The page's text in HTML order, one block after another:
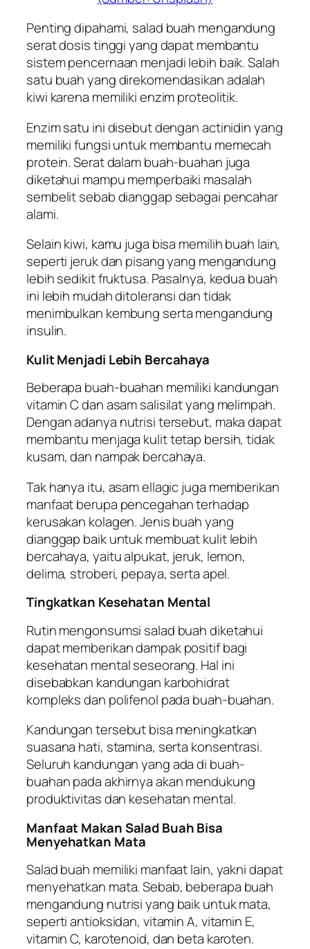
Penting dipahami, salad buah mengandung
serat dosis tinggi yang dapat membantu
sistem pencernaan menjadi lebih baik. Salah
satu buah yang direkomendasikan adalah
kiwi karena memiliki enzim proteolitik.
Enzim satu ini disebut dengan actinidin yang
memiliki fungsi untuk membantu memecah
protein. Serat dalam buah-buahan juga
diketahui mampu memperbaiki masalah
sembelit sebab dianggap sebagai pencahar
alami.
Selain kiwi, kamu juga bisa memilih buah lain,
seperti jeruk dan pisang yang mengandung
lebih sedikit fruktusa. Pasalnya, kedua buah
ini lebih mudah ditoleransi dan tidak
menimbulkan kembung serta mengandung
insulin.
Kulit Menjadi Lebih Bercahaya
Beberapa buah-buahan memiliki kandungan
vitamin C dan asam salisilat yang melimpah.
Dengan adanya nutrisi tersebut, maka dapat
membantu menjaga kulit tetap bersih, tidak
kusam, dan nampak bercahaya.
Tak hanya itu, asam ellagic juga memberikan
manfaat berupa pencegahan terhadap
kerusakan kolagen. Jenis buah yang
dianggap baik untuk membuat kulit lebih
bercahaya, yaitu alpukat, jeruk, lemon,
delima, stroberi, pepaya, serta apel.
Tingkatkan Kesehatan Mental
Rutin mengonsumsi salad buah diketahui
dapat memberikan dampak positif bagi
kesehatan mental seseorang. Hal ini
disebabkan kandungan karbohidrat
kompleks dan polifenol pada buah-buahan.
Kandungan tersebut bisa meningkatkan
suasana hati, stamina, serta konsentrasi.
Seluruh kandungan yang ada di buah-
buahan pada akhirnya akan mendukung
produktivitas dan kesehatan mental.
Manfaat Makan Salad Buah Bisa
Menyehatkan Mata
Salad buah memiliki manfaat lain, yakni dapat
menyehatkan mata. Sebab, beberapa buah
mengandung nutrisi yang baik untuk mata,
seperti antioksidan, vitamin A, vitamin E,
vitamin C, karotenoid, dan beta karoten.